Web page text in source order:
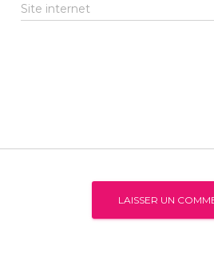
Site internet